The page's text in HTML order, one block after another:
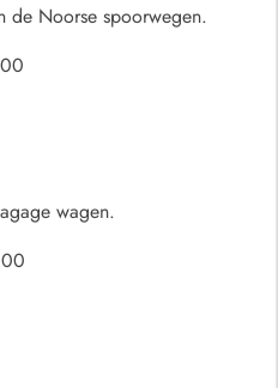
Noorse spoorwegen.
wagen.